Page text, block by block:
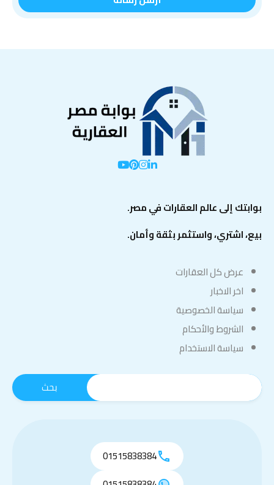
بوابتك إلى عالم العقارات في مصر.
بيع، اشتري، واستثمر بثقة وأمان.
عرض كل العقارات
اخر الاخبار
سياسة الخصوصية
الشروط والأحكام
سياسة الاستخدام
01515838384